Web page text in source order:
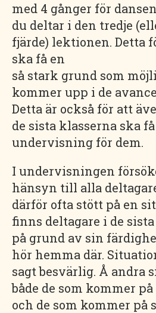
med 4 gånger för
du deltar i den tredje
fjärde) lektionen. Detta
ska få en
så stark grund som
kommer upp i de
Detta är också för att
de sista klasserna ska
undervisning för dem.
I undervisningen
hänsyn till alla
därför ofta stött på en
finns deltagare i de
på grund av sin
hör hemma där.
sagt besvärlig. Å andra
både de som kommer
och de som kommer på